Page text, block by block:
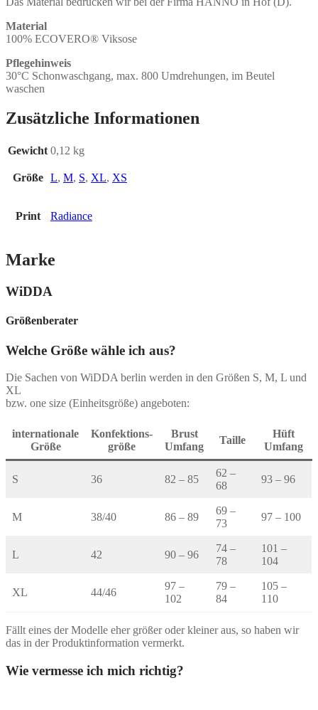
Material
100% ECOVERO® Viksose
Pflegehinweis
30°C Schonwaschgang, max. 800 Umdrehungen, im Beutel
waschen
Zusätzliche Informationen
Gewicht 0,12 kg
Größe L, M, S, XL, XS
Print Radiance
Marke
WiDDA
Größenberater
Welche Größe wähle ich aus?
Die Sachen von WiDDA berlin werden in den Größen S, M, L und
XL
bzw. one size (Einheitsgröße) angeboten:
internationale
Größe
Konfektions-
größe
Brust
Umfang
Taille
Hüft
Umfang
S 36 82 – 85
62 –
68
93 – 96
M 38/40 86 – 89
69 –
73
97 – 100
L 42 90 – 96
74 –
78
101 –
104
XL 44/46
97 –
102
79 –
84
105 –
110
Fällt eines der Modelle eher größer oder kleiner aus, so haben wir
das in der Produktinformation vermerkt.
Wie vermesse ich mich richtig?